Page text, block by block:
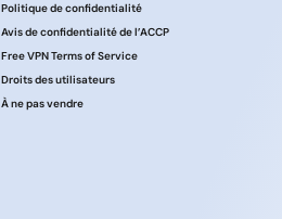
Politique de confidentialité
Avis de confidentialité de l’ACCP
Free VPN Terms of Service
Droits des utilisateurs
À ne pas vendre